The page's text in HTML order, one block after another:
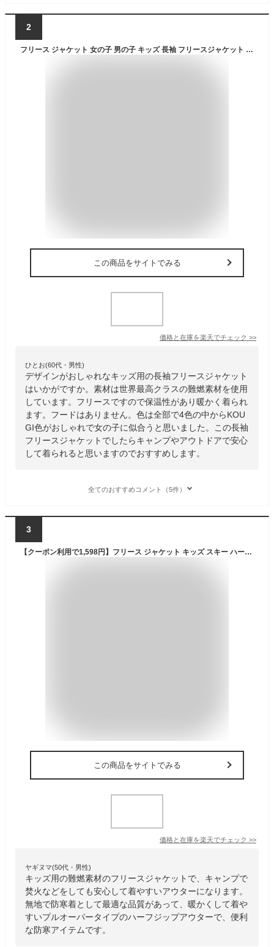
2
フリース ジャケット 女の子 男の子 キッズ 長袖 フリースジャケット 難燃 90cm 100cm 110cm 120cm 130cm XS S M L XL ガールズ ボーイズ 子供服 子ども アウター お揃い 親子コーデ 無地 キャンプ アウトドア JJCAMP
この商品をサイトでみる
価格と在庫を楽天でチェック >>
ひとお(60代・男性)
デザインがおしゃれなキッズ用の長袖フリースジャケット
はいかがですか。素材は世界最高クラスの難燃素材を使用
しています。フリースですので保温性があり暖かく着られ
ます。フードはありません。色は全部で4色の中からKOU
GI色がおしゃれで女の子に似合うと思いました。この長袖
フリースジャケットでしたらキャンプやアウトドアで安心
して着られると思いますのでおすすめします。
全てのおすすめコメント（5件）
3
【クーポン利用で1,598円】フリース ジャケット キッズ スキー ハーフジップ 女の子 男の子 大人 メンズ レディース ユニセックス プルオーバー 難燃 暖かい 90cm 100cm 110cm 120cm 130cm XS S M L XL 子供服 アウター お揃い 親子コーデ 無地 防寒 JJCAMP
この商品をサイトでみる
価格と在庫を楽天でチェック >>
ヤギヌマ(50代・男性)
キッズ用の難燃素材のフリースジャケットで、キャンプで
焚火などをしても安心して着やすいアウターになります。
無地で防寒着として最適な品質があって、暖かくして着や
すいプルオーバータイプのハーフジップアウターで、便利
な防寒アイテムです。